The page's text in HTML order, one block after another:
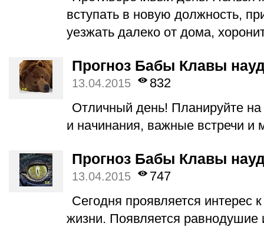
вступать в новую должность,
уезжать далеко от дома,
Прогноз Бабы Клавы
13.04.2015
832
Отличный день! Планируйте
и начинания, важные встречи и
Прогноз Бабы Клавы
13.04.2015
747
Сегодня проявляется интерес
жизни. Появляется равнодушие